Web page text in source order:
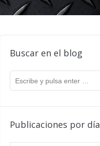
Buscar en el blog
Publicaciones por día